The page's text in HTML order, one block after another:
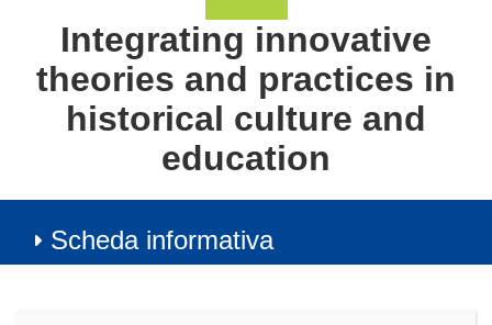
Integrating innovative
theories and practices in
historical culture and
education
Scheda informativa